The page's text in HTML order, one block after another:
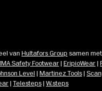
van Hultafors Group samen
Safety Footwear | EripioWear |
Level | Martinez Tools |
| Telesteps | W.steps